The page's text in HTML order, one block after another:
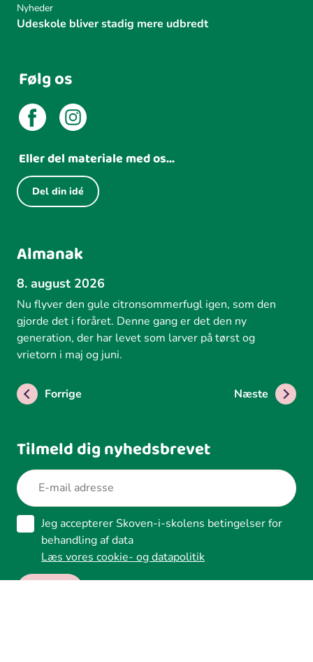
Nyheder
Udeskole bliver stadig mere udbredt
Følg os
Eller del materiale med os...
Del din idé
Almanak
8. august 2026
Nu flyver den gule citronsommerfugl igen, som den
gjorde det i foråret. Denne gang er det den ny
generation, der har levet som larver på tørst og
vrietorn i maj og juni.
Forrige Næste
Tilmeld dig nyhedsbrevet
Jeg accepterer Skoven-i-skolens betingelser for
behandling af data
Læs vores cookie- og datapolitik